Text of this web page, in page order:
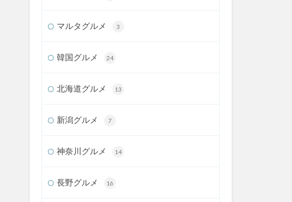
マルタグルメ 3
韓国グルメ 24
北海道グルメ 13
新潟グルメ 7
神奈川グルメ 14
長野グルメ 16